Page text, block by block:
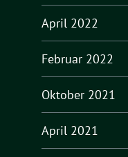
April 2022
Februar 2022
Oktober 2021
April 2021